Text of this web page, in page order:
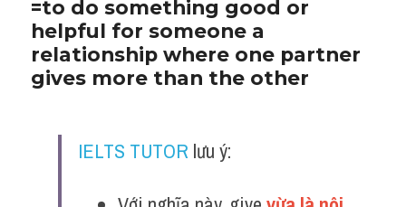
=to do something good or
helpful for someone a
relationship where one partner
gives more than the other
IELTS TUTOR lưu ý: